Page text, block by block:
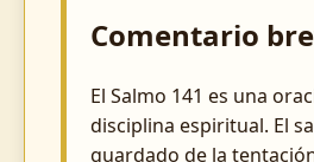
Comentario
El Salmo 141 es una
disciplina espiritual. El
guardado de la